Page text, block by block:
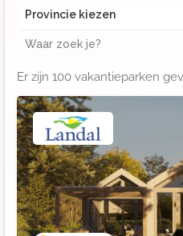
Provincie kiezen
Waar zoek je?
Er zijn 100 vakantieparken